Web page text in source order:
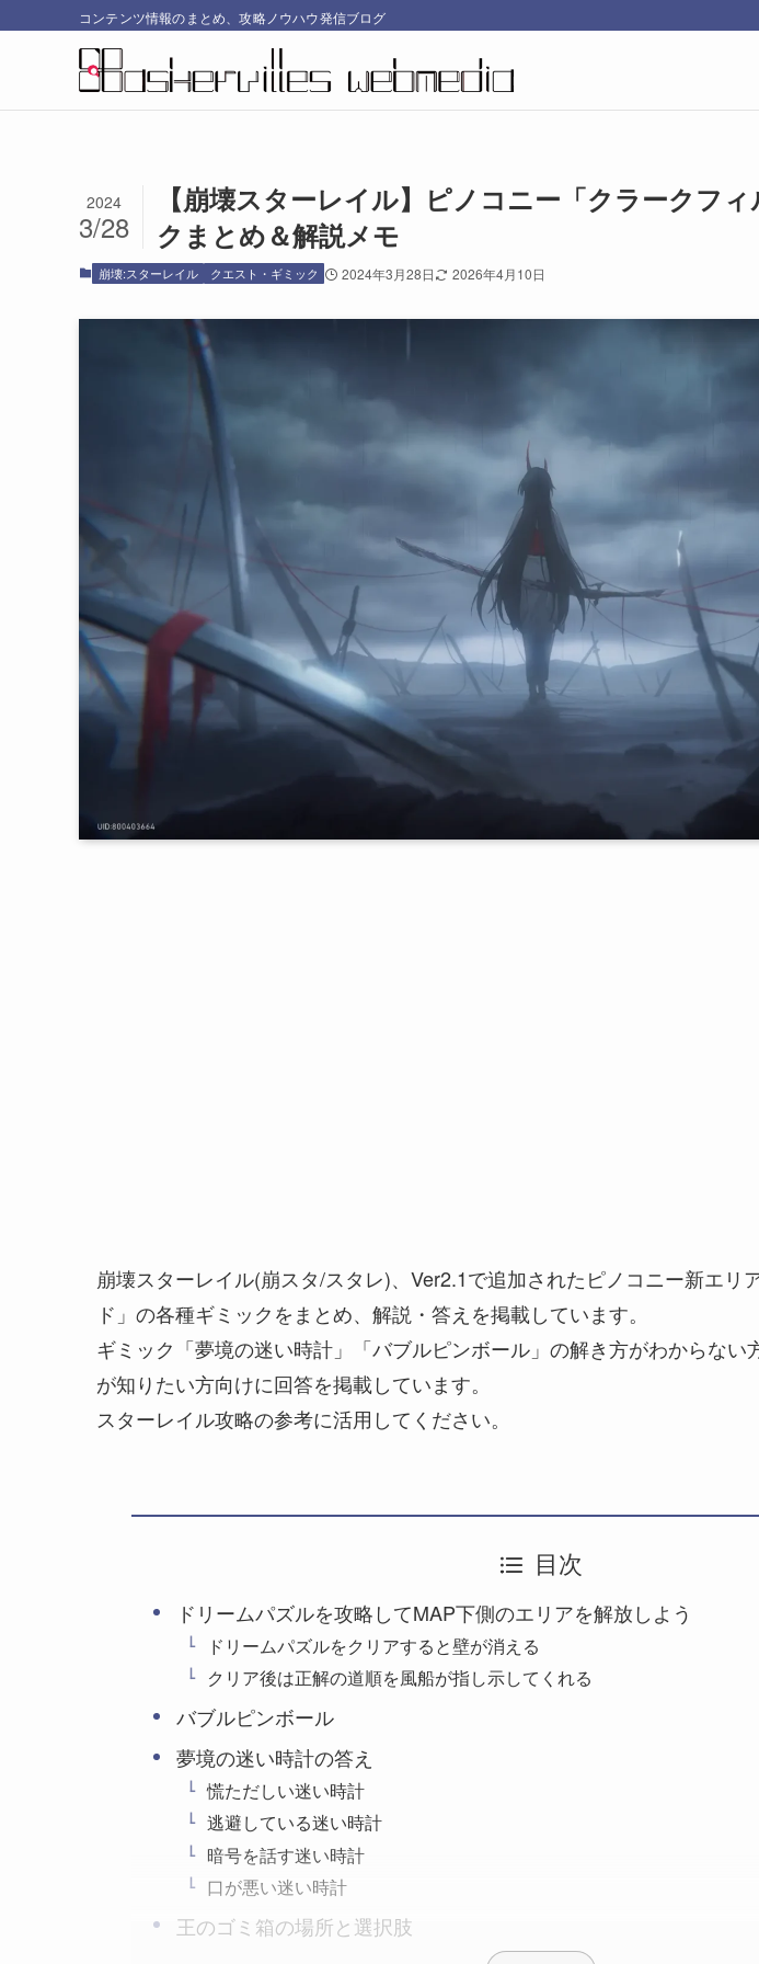
コンテンツ情報のまとめ、攻略ノウハウ発信ブログ
【崩壊スターレイル】ピノコニー「クラークフ
クまとめ＆解説メモ
2024
3/28
崩壊:スターレイル クエスト・ギミック 2024年3月28日 2026年4月10日
崩壊スターレイル(崩スタ/スタレ)、Ver2.1で追加されたピノコニー新エリ
ド」の各種ギミックをまとめ、解説・答えを掲載しています。
ギミック「夢境の迷い時計」「バブルピンボール」の解き方がわからない
が知りたい方向けに回答を掲載しています。
スターレイル攻略の参考に活用してください。
目次
ドリームパズルを攻略してMAP下側のエリアを解放しよう
ドリームパズルをクリアすると壁が消える
クリア後は正解の道順を風船が指し示してくれる
バブルピンボール
夢境の迷い時計の答え
慌ただしい迷い時計
逃避している迷い時計
暗号を話す迷い時計
口が悪い迷い時計
王のゴミ箱の場所と選択肢